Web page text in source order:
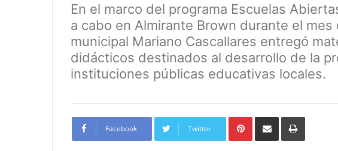
En el marco del programa Escuelas
a cabo en Almirante Brown durante el
municipal Mariano Cascallares entregó
didácticos destinados al desarrollo de la
instituciones públicas educativas locales.
Facebook Twitter
PinterestShare
Email
Print